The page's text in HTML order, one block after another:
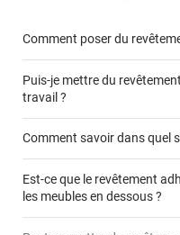
Comment poser du
« Comment
Puis-je mettre du
travail ?
Comment savoir dans quel
Est-ce que le revêtement
les meubles en dessous ?